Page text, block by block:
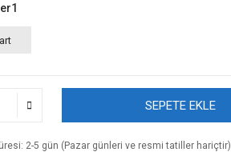
SEPETE EKLE
2-5 gün (Pazar günleri ve resmi tatiller hariçtir)